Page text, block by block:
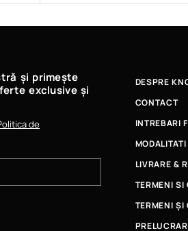
și primește
exclusive și
de
DESPRE
CONTACT
INTREBARI
LIVRARE &
TERMENI SI
TERMENI ȘI